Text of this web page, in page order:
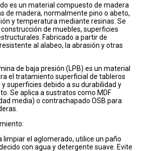
es un material compuesto de madera
de madera, normalmente pino o abeto,
y temperatura mediante resinas. Se
de muebles, superficies
Fabricado a partir de
al alabeo, la abrasión y otras
de baja presión (LPB) es un material
el tratamiento superficial de tableros
superficies debido a su durabilidad y
Se aplica a sustratos como MDF
media) o contrachapado OSB para
limpiar el aglomerado, utilice un paño
con agua y detergente suave. Evite